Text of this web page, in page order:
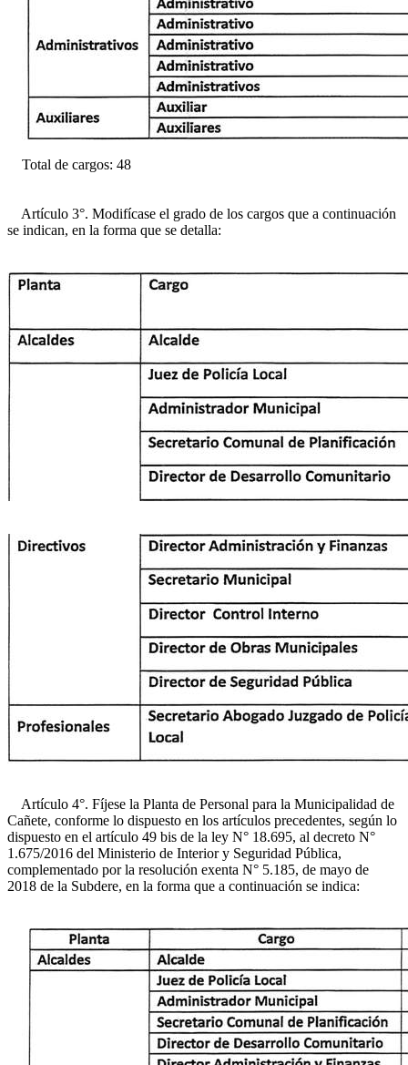
Total de cargos: 48
Artículo 3°. Modifícase el grado de los cargos que a continuación
se indican, en la forma que se detalla:
Artículo 4°. Fíjese la Planta de Personal para la Municipalidad de
Cañete, conforme lo dispuesto en los artículos precedentes, según lo
dispuesto en el artículo 49 bis de la ley N° 18.695, al decreto N°
1.675/2016 del Ministerio de Interior y Seguridad Pública,
complementado por la resolución exenta N° 5.185, de mayo de
2018 de la Subdere, en la forma que a continuación se indica: